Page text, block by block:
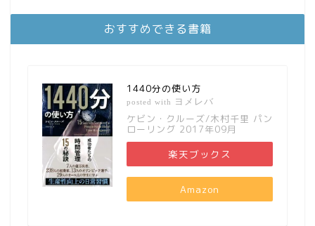
おすすめできる書籍
1440分の使い方
posted with ヨメレバ
ケビン・クルーズ/木村千里 パン
ローリング 2017年09月
楽天ブックス
Amazon